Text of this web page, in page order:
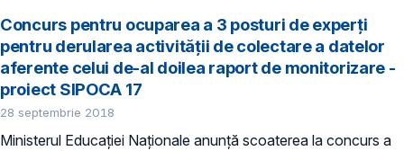
Concurs pentru ocuparea a 3 posturi de experți
pentru derularea activității de colectare a datelor
aferente celui de-al doilea raport de monitorizare -
proiect SIPOCA 17
28 septembrie 2018
Ministerul Educației Naționale anunță scoaterea la concurs a